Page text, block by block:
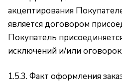
акцептирования
является договором
Покупатель
исключений и/или
1.5.3. Факт оформления